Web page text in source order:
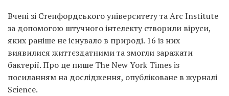
Вчені зі Стенфордського університету та Arc Institute
за допомогою штучного інтелекту створили віруси,
яких раніше не існувало в природі. 16 із них
виявилися життєздатними та змогли заражати
бактерії. Про це пише The New York Times із
посиланням на дослідження, опубліковане в журналі
Science.